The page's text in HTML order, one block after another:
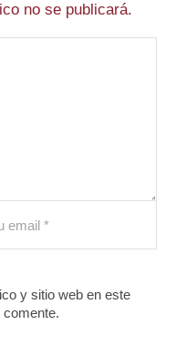
no se publicará.
y sitio web en este
comente.